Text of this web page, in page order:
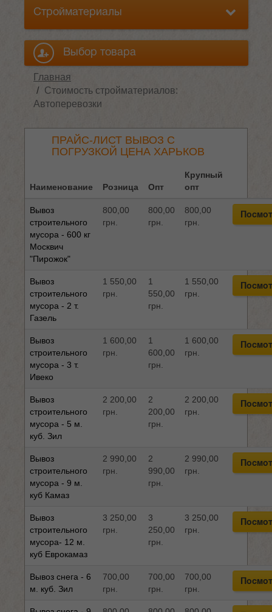
Стройматериалы
Выбор товара
Главная
Стоимость стройматериалов:
Автоперевозки
ПРАЙС-ЛИСТ ВЫВОЗ С
ПОГРУЗКОЙ ЦЕНА ХАРЬКОВ
Наименование Розница Опт
Крупный
опт
Вывоз
строительного
мусора - 600 кг
Москвич
"Пирожок"
800,00
грн.
800,00
грн.
800,00
грн.
Вывоз
строительного
мусора - 2 т.
Газель
1 550,00
грн.
1
550,00
грн.
1 550,00
грн.
Вывоз
строительного
мусора - 3 т.
Ивеко
1 600,00
грн.
1
600,00
грн.
1 600,00
грн.
Вывоз
строительного
мусора - 5 м.
куб. Зил
2 200,00
грн.
2
200,00
грн.
2 200,00
грн.
Вывоз
строительного
мусора - 9 м.
куб Камаз
2 990,00
грн.
2
990,00
грн.
2 990,00
грн.
Вывоз
строительного
мусора- 12 м.
куб Еврокамаз
3 250,00
грн.
3
250,00
грн.
3 250,00
грн.
Вывоз снега - 6
м. куб. Зил
700,00
грн.
700,00
грн.
700,00
грн.